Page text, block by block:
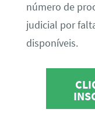
número de
judicial por
disponíveis.